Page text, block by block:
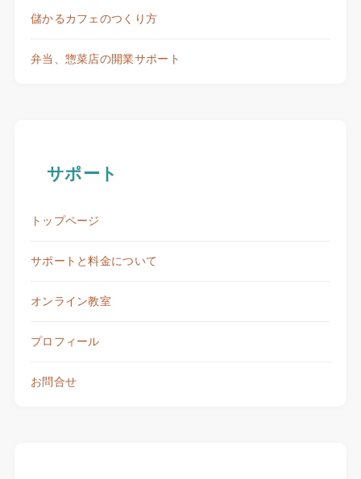
儲かるカフェのつくり方
弁当、惣菜店の開業サポート
サポート
トップページ
サポートと料金について
オンライン教室
プロフィール
お問合せ